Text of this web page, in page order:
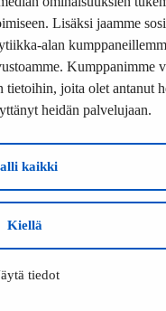
Lisäksi jaamme
alan
Kumppanimme
tietoihin, joita olet antanut
heidän palvelujaan.
kaikki
Kiellä
tiedot